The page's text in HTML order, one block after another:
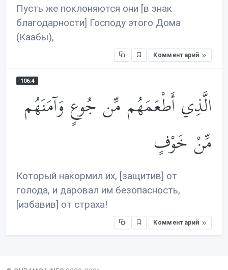
Пусть же поклоняются они [в знак
благодарности] Господу этого Дома
(Каабы),
Комментарий
106:4
الَّذِي أَطْعَمَهُم مِّن جُوعٍ وَآمَنَهُم
مِّنْ خَوْفٍ
Который накормил их, [защитив] от
голода, и даровал им безопасность,
[избавив] от страха!
Комментарий